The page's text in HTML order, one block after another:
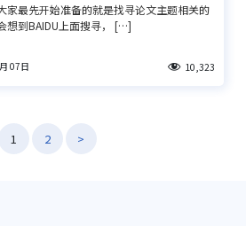
家最先开始准备的就是找寻论文主题相关的
想到BAIDU上面搜寻， […]
07日 10,323
1 2 >